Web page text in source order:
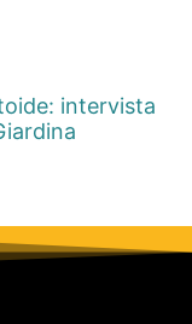
intervista